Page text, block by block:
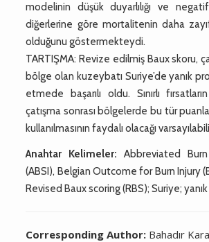
modelinin düşük duyarlılığı ve
diğerlerine göre mortalitenin daha
olduğunu göstermekteydi.
TARTIŞMA: Revize edilmiş Baux skoru,
bölge olan kuzeybatı Suriye’de yanık
etmede başarılı oldu. Sınırlı
çatışma sonrası bölgelerde bu tür
kullanılmasının faydalı olacağı
Anahtar Kelimeler: Abbreviated
(ABSI), Belgian Outcome for Burn Injury
Revised Baux scoring (RBS); Suriye;
Corresponding Author: Bahadır